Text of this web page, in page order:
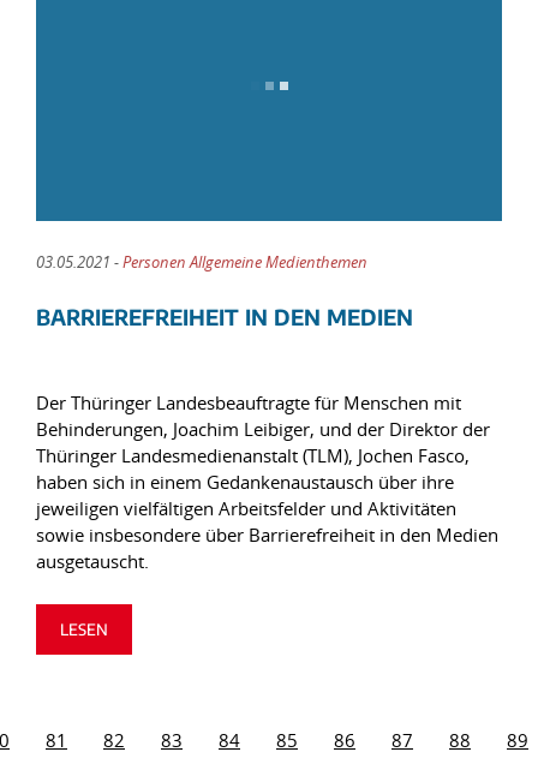
03.05.2021 -Personen Allgemeine Medienthemen
BARRIEREFREIHEIT IN DEN MEDIEN
Der Thüringer Landesbeauftragte für Menschen mit
Behinderungen, Joachim Leibiger, und der Direktor der
Thüringer Landesmedienanstalt (TLM), Jochen Fasco,
haben sich in einem Gedankenaustausch über ihre
jeweiligen vielfältigen Arbeitsfelder und Aktivitäten
sowie insbesondere über Barrierefreiheit in den Medien
ausgetauscht.
LESEN
81 82 83 84 85 86 87 88 89